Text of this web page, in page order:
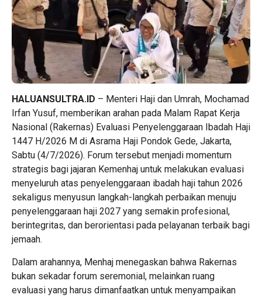
HALUANSULTRA.ID – Menteri Haji dan Umrah, Mochamad
Irfan Yusuf, memberikan arahan pada Malam Rapat Kerja
Nasional (Rakernas) Evaluasi Penyelenggaraan Ibadah Haji
1447 H/2026 M di Asrama Haji Pondok Gede, Jakarta,
Sabtu (4/7/2026). Forum tersebut menjadi momentum
strategis bagi jajaran Kemenhaj untuk melakukan evaluasi
menyeluruh atas penyelenggaraan ibadah haji tahun 2026
sekaligus menyusun langkah-langkah perbaikan menuju
penyelenggaraan haji 2027 yang semakin profesional,
berintegritas, dan berorientasi pada pelayanan terbaik bagi
jemaah.
Dalam arahannya, Menhaj menegaskan bahwa Rakernas
bukan sekadar forum seremonial, melainkan ruang
evaluasi yang harus dimanfaatkan untuk menyampaikan